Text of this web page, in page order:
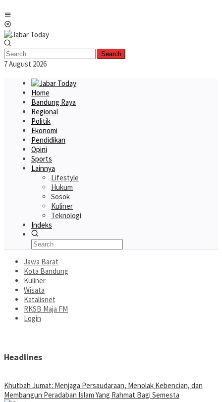
to
content
Search
7 August 2026
Home
Bandung Raya
Regional
Politik
Ekonomi
Pendidikan
Opini
Sports
Lainnya
Lifestyle
Hukum
Sosok
Kuliner
Teknologi
Indeks
Jawa Barat
Kota Bandung
Kuliner
Wisata
Katalisnet
RKSB Maja FM
Login
Headlines
Khutbah Jumat: Menjaga Persaudaraan, Menolak Kebencian, dan
Membangun Peradaban Islam Yang Rahmat Bagi Semesta